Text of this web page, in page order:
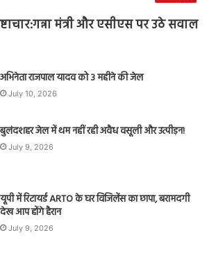
मंत्री और एसीएस पर उठे सवाल
अभिनेता राजपाल यादव को 3 महीने की जेल
July 10, 2026
बुलंदशहर जेल में थम नहीं रही अवैध वसूली और उत्पीड़न!
July 9, 2026
यूपी में रिटायर्ड ARTO के घर विजिलेंस का छापा, बरामदगी
देख आप होंगे हैरान
July 9, 2026